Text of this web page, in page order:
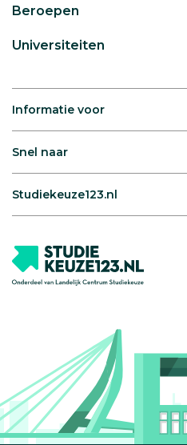
Beroepen
Universiteiten
Informatie voor
Snel naar
Studiekeuze123.nl